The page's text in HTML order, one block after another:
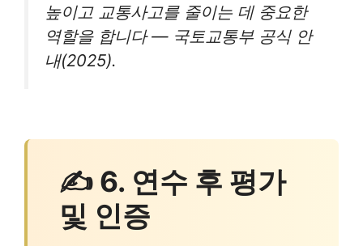
높이고 교통사고를 줄이는 데 중요한
역할을 합니다 — 국토교통부 공식 안
내(2025).
✍ 6. 연수 후 평가
및 인증